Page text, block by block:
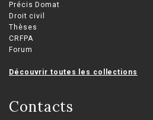
Précis Domat
Droit civil
Thèses
CRFPA
Forum
Découvrir toutes les collections
Contacts